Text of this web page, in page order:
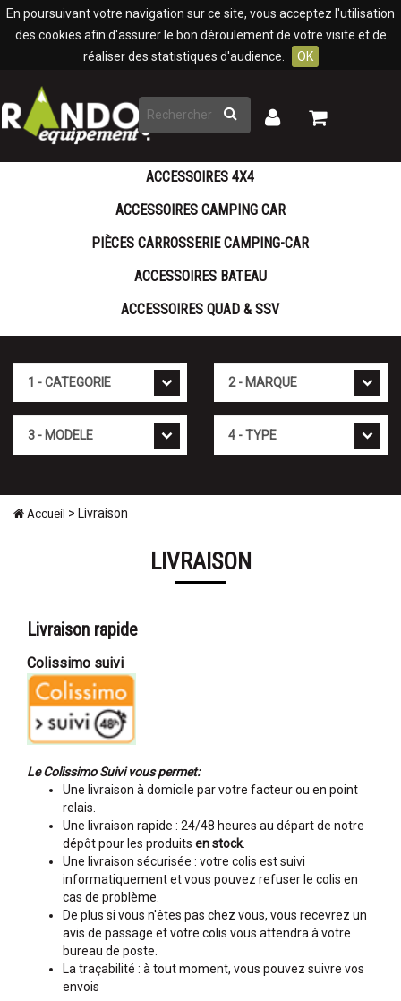
En poursuivant votre navigation sur ce site, vous acceptez l'utilisation
des cookies afin d'assurer le bon déroulement de votre visite et de
réaliser des statistiques d'audience.
OK
Rechercher
Mon
Mon
ACCESSOIRES 4X4
ACCESSOIRES CAMPING CAR
PIÈCES CARROSSERIE CAMPING-CAR
ACCESSOIRES BATEAU
ACCESSOIRES QUAD & SSV
Accueil > Livraison
LIVRAISON
Livraison rapide
Colissimo suivi
Le Colissimo Suivi vous permet:
Une livraison à domicile par votre facteur ou en point
relais.
Une livraison rapide : 24/48 heures au départ de notre
dépôt pour les produits en stock.
Une livraison sécurisée : votre colis est suivi
informatiquement et vous pouvez refuser le colis en
cas de problème.
De plus si vous n'êtes pas chez vous, vous recevrez un
avis de passage et votre colis vous attendra à votre
bureau de poste.
La traçabilité : à tout moment, vous pouvez suivre vos
envois
Panneau de gestion des cookies